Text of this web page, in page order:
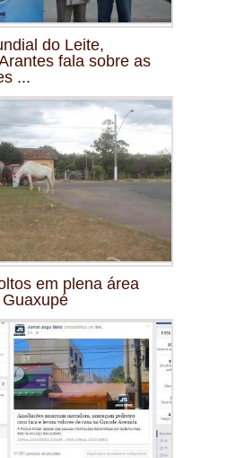
do Leite,
fala sobre as
...
em plena área